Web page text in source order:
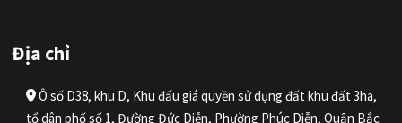
Địa chỉ
Ô số D38, khu D, Khu đấu giá quyền sử dụng đất khu đất 3ha,
tổ dân phố số 1, Đường Đức Diễn, Phường Phúc Diễn, Quận Bắc